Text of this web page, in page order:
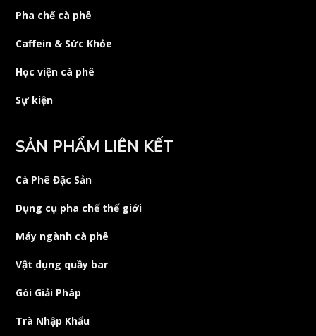
Pha chế cà phê
Caffein & Sức Khỏe
Học viện cà phê
Sự kiện
SẢN PHẨM LIÊN KẾT
Cà Phê Đặc Sản
Dụng cụ pha chế thế giới
Máy ngành cà phê
Vật dụng quầy bar
Gói Giải Pháp
Trà Nhập Khẩu